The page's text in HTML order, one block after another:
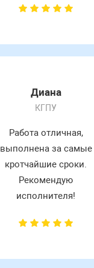
Диана
КГПУ
Работа отличная,
выполнена за самые
кротчайшие сроки.
Рекомендую
исполнителя!